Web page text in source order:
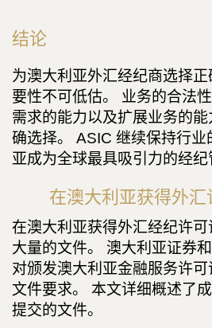
结论
为澳大利亚外汇经纪商选择
要性不可低估。 业务的合法
需求的能力以及扩展业务的
确选择。 ASIC 继续保持行业
亚成为全球最具吸引力的经纪
在澳大利亚获得外
在澳大利亚获得外汇经纪许
大量的文件。 澳大利亚证券
对颁发澳大利亚金融服务许
文件要求。 本文详细概述了
提交的文件。